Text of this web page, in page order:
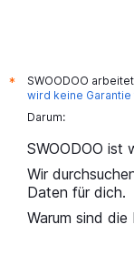
*
SWOODOO
wird keine
Darum:
SWOODOO ist
Wir
Daten für dich.
Warum sind